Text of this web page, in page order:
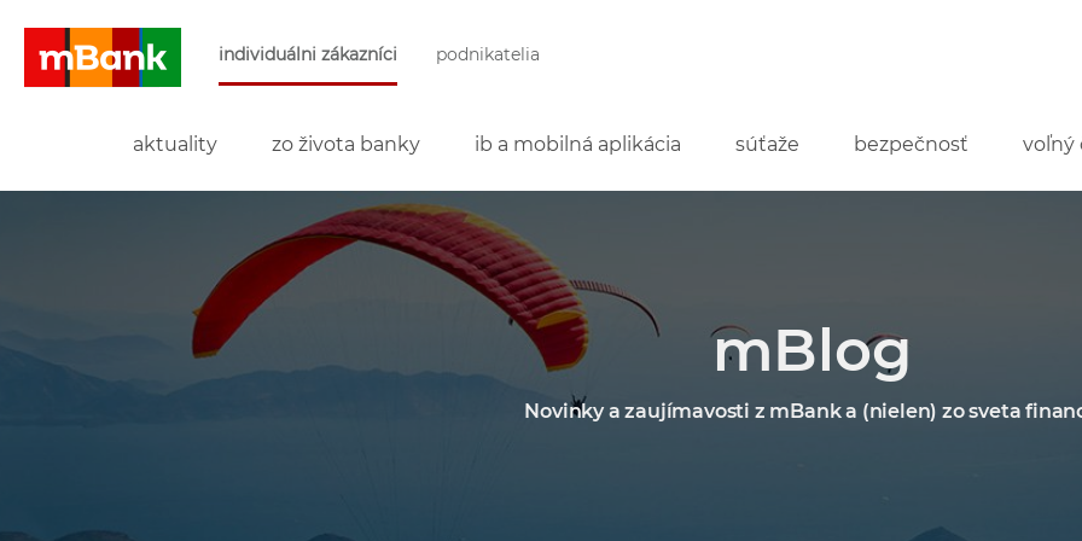
individuálni zákazníci podnikatelia
aktuality zo života banky ib a mobilná aplikácia súťaže bezpečnosť voľný
mBlog
Novinky a zaujímavosti z mBank a (nielen) zo sveta